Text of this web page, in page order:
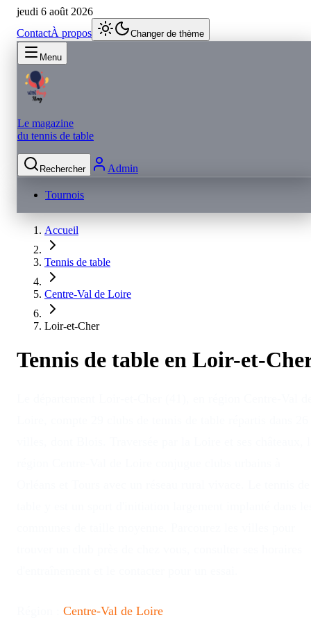
jeudi 6 août 2026
ContactÀ propos Changer de thème
Menu
Le magazine
du tennis de table
Rechercher Admin
Tournois
Accueil
Tennis de table
Centre-Val de Loire
Loir-et-Cher
Tennis de table en Loir-et-
Centre-Val de Loire